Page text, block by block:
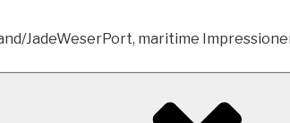
Container Terminal Wilhelmshaven